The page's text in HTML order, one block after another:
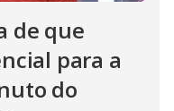
de que
para a
do